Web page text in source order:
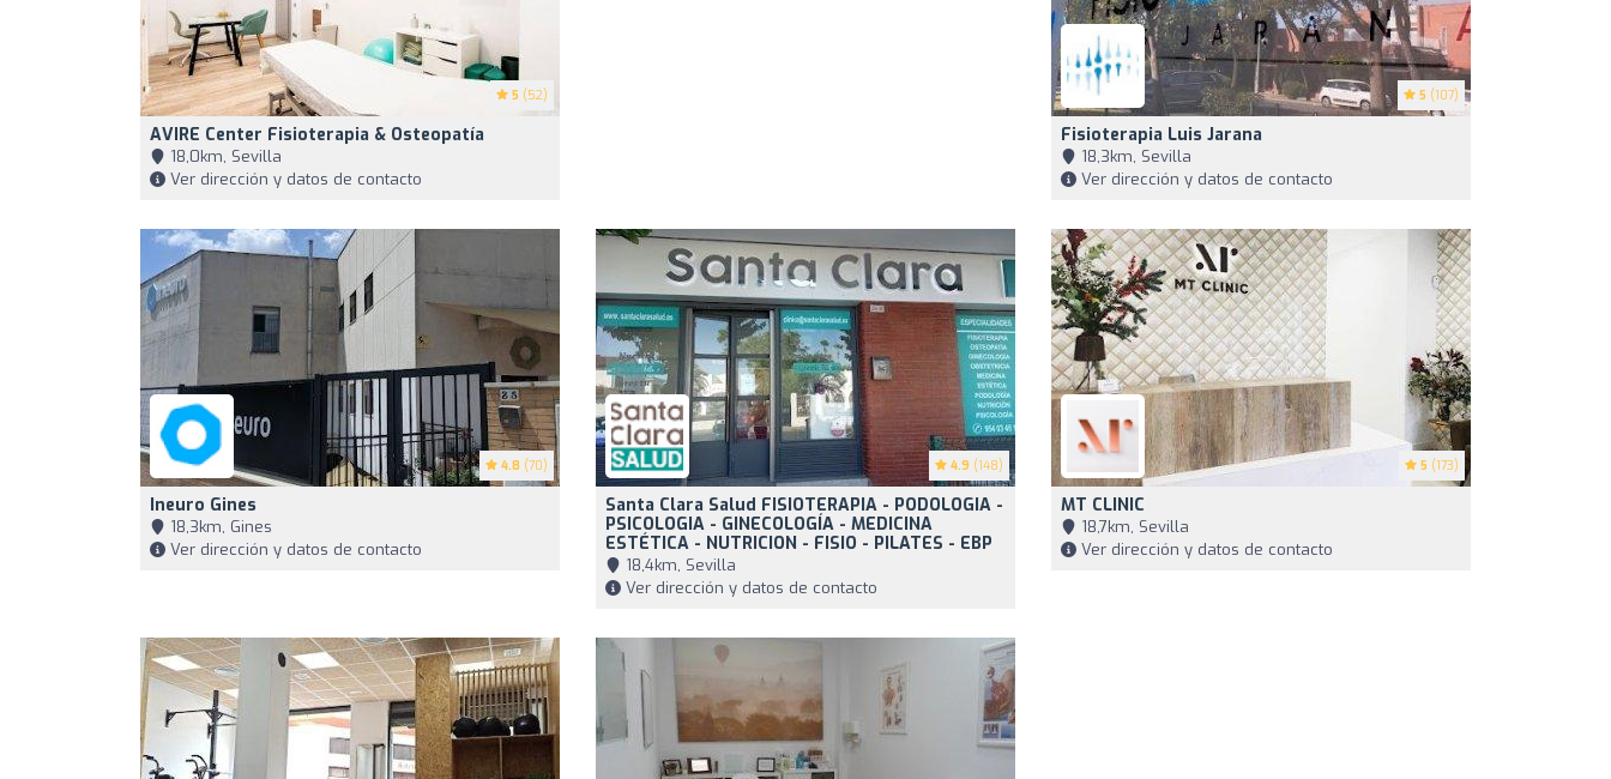
5 (52)
AVIRE Center Fisioterapia & Osteopatía
18,0km, Sevilla
Ver dirección y datos de contacto
5 (107)
Fisioterapia Luis Jarana
18,3km, Sevilla
Ver dirección y datos de contacto
4.8 (70)
Ineuro Gines
18,3km, Gines
Ver dirección y datos de contacto
4.9 (148)
Santa Clara Salud FISIOTERAPIA - PODOLOGIA -
PSICOLOGIA - GINECOLOGÍA - MEDICINA
ESTÉTICA - NUTRICION - FISIO - PILATES - EBP
18,4km, Sevilla
Ver dirección y datos de contacto
5 (173)
MT CLINIC
18,7km, Sevilla
Ver dirección y datos de contacto